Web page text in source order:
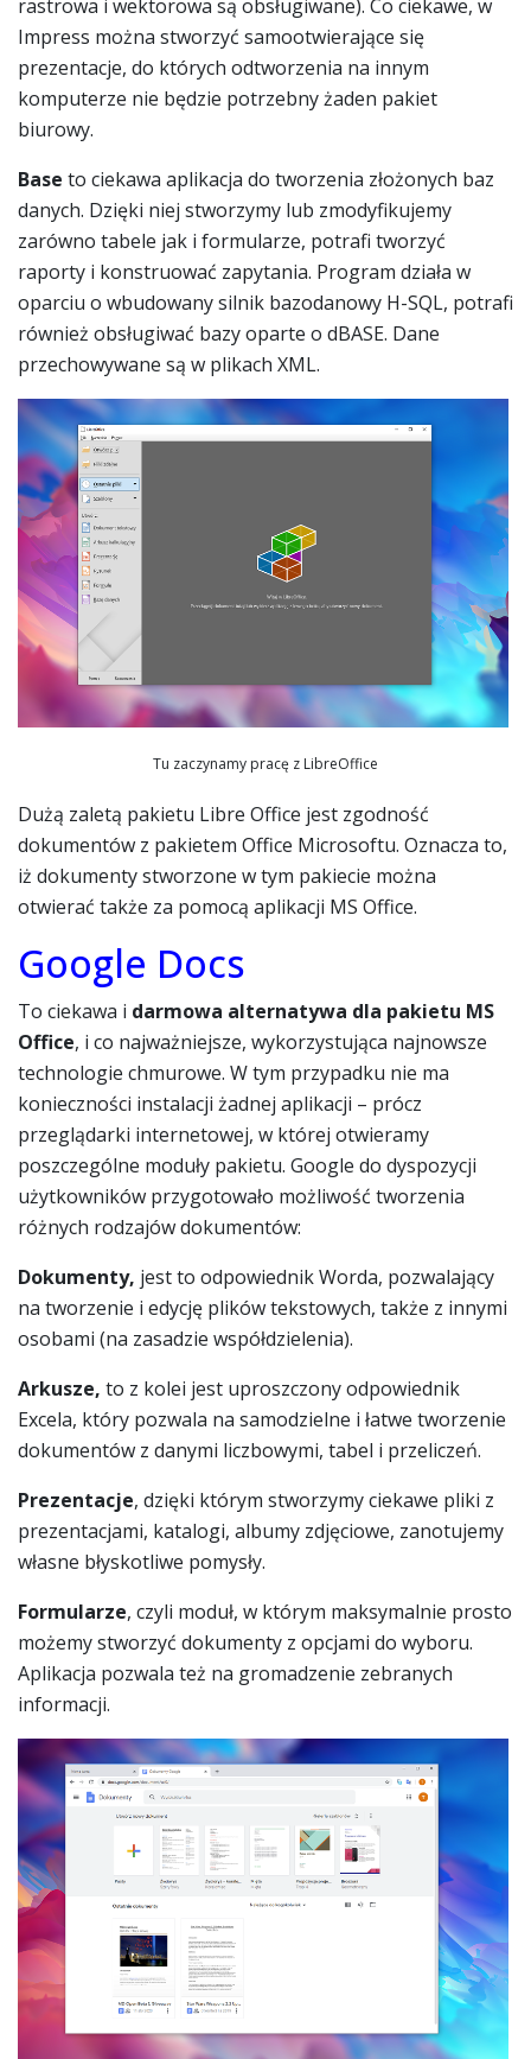
rastrowa i wektorowa są obsługiwane). Co ciekawe, w
Impress można stworzyć samootwierające się
prezentacje, do których odtworzenia na innym
komputerze nie będzie potrzebny żaden pakiet
biurowy.
Base to ciekawa aplikacja do tworzenia złożonych baz
danych. Dzięki niej stworzymy lub zmodyfikujemy
zarówno tabele jak i formularze, potrafi tworzyć
raporty i konstruować zapytania. Program działa w
oparciu o wbudowany silnik bazodanowy H-SQL, potrafi
również obsługiwać bazy oparte o dBASE. Dane
przechowywane są w plikach XML.
Tu zaczynamy pracę z LibreOffice
Dużą zaletą pakietu Libre Office jest zgodność
dokumentów z pakietem Office Microsoftu. Oznacza to,
iż dokumenty stworzone w tym pakiecie można
otwierać także za pomocą aplikacji MS Office.
Google Docs
To ciekawa i darmowa alternatywa dla pakietu MS
Office, i co najważniejsze, wykorzystująca najnowsze
technologie chmurowe. W tym przypadku nie ma
konieczności instalacji żadnej aplikacji – prócz
przeglądarki internetowej, w której otwieramy
poszczególne moduły pakietu. Google do dyspozycji
użytkowników przygotowało możliwość tworzenia
różnych rodzajów dokumentów:
Dokumenty, jest to odpowiednik Worda, pozwalający
na tworzenie i edycję plików tekstowych, także z innymi
osobami (na zasadzie współdzielenia).
Arkusze, to z kolei jest uproszczony odpowiednik
Excela, który pozwala na samodzielne i łatwe tworzenie
dokumentów z danymi liczbowymi, tabel i przeliczeń.
Prezentacje, dzięki którym stworzymy ciekawe pliki z
prezentacjami, katalogi, albumy zdjęciowe, zanotujemy
własne błyskotliwe pomysły.
Formularze, czyli moduł, w którym maksymalnie prosto
możemy stworzyć dokumenty z opcjami do wyboru.
Aplikacja pozwala też na gromadzenie zebranych
informacji.